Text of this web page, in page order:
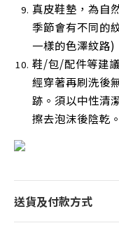
真皮鞋墊，為自
季節會有不同的
一樣的色澤紋路)
鞋/包/配件等建
經穿著再刷洗後
跡。須以中性清
擦去泡沫後陰乾 。
送貨及付款方式